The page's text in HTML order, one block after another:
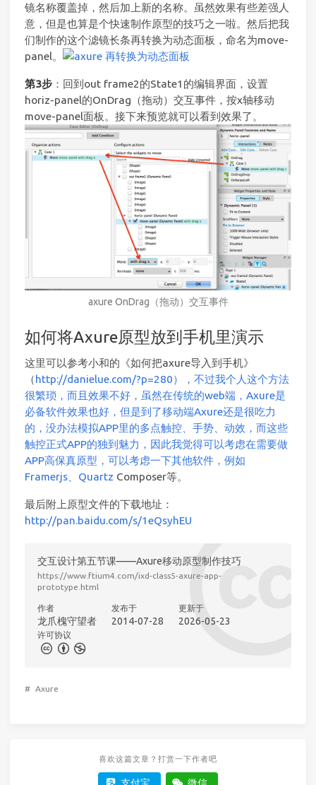
镜名称覆盖掉，然后加上新的名称。虽然效果有些差强人
意，但是也算是个快速制作原型的技巧之一啦。然后把我
们制作的这个滤镜长条再转换为动态面板，命名为move-
panel。
第3步 ：回到out frame2的State1的编辑界面，设置
horiz-panel的OnDrag（拖动）交互事件，按x轴移动
move-panel面板。接下来预览就可以看到效果了。
axure OnDrag（拖动）交互事件
如何将Axure原型放到手机里演示
这里可以参考小和的《如何把axure导入到手机》
（http://danielue.com/?p=280），不过我个人这个方法
很繁琐，而且效果不好，虽然在传统的web端，Axure是
必备软件效果也好，但是到了移动端Axure还是很吃力
的，没办法模拟APP里的多点触控、手势、动效，而这些
触控正式APP的独到魅力，因此我觉得可以考虑在需要做
APP高保真原型，可以考虑一下其他软件，例如
Framerjs、Quartz Composer等。
最后附上原型文件的下载地址：
http://pan.baidu.com/s/1eQsyhEU
交互设计第五节课——Axure移动原型制作技巧
https://www.ftium4.com/ixd-class5-axure-app-
prototype.html
作者
龙爪槐守望者
发布于
2014-07-28
更新于
2026-05-23
许可协议
# Axure
喜欢这篇文章？打赏一下作者吧